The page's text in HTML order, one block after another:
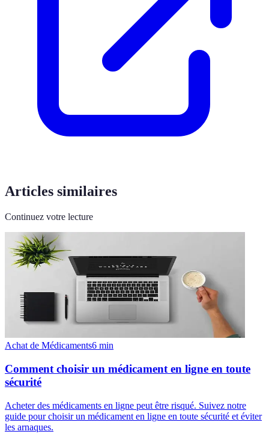
Articles similaires
Continuez votre lecture
Achat de Médicaments6 min
Comment choisir un médicament en ligne en toute
sécurité
Acheter des médicaments en ligne peut être risqué. Suivez notre
guide pour choisir un médicament en ligne en toute sécurité et éviter
les arnaques.